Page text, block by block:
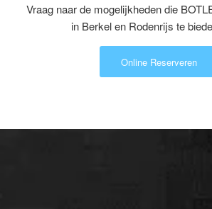
Vraag naar de mogelijkheden die
in Berkel en Rodenrijs te
Online Reserveren